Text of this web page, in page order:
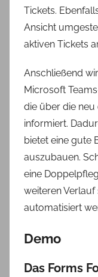
Tickets.
Ansicht
aktiven Tickets
Anschließend
Microsoft
die über die
informiert.
bietet eine gute
auszubauen.
eine
weiteren
automatisiert
Demo
Das Forms